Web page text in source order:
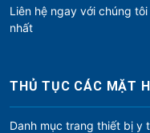
Liên hệ ngay với chúng
nhất
THỦ TỤC CÁC MẶT
Danh mục trang thiết bị y